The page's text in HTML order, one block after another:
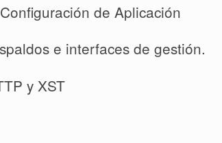
de Aplicación
e interfaces de gestión.
y XST